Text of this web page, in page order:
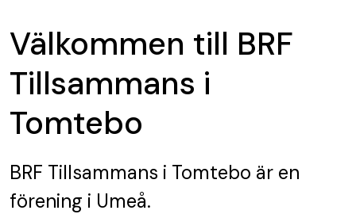
Välkommen till BRF
Tillsammans i
Tomtebo
BRF Tillsammans i Tomtebo är en
förening i Umeå.